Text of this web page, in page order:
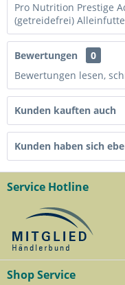
Pro Nutrition Prestige
(getreidefrei)
Bewertungen
0
Bewertungen lesen,
Kunden kauften auch
Kunden haben sich
Service Hotline
Shop Service